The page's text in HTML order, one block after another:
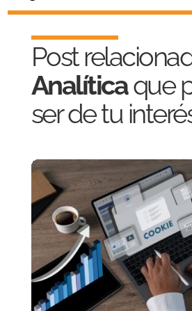
Post
Analíticaque
ser de tu